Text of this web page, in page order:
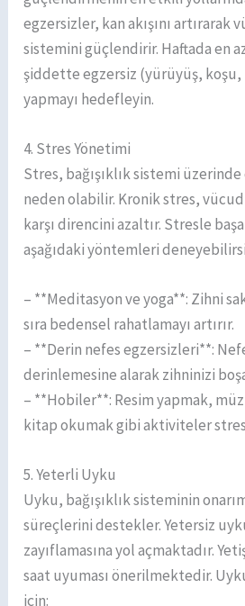
egzersizler, kan akışını artırarak
sistemini güçlendirir. Haftada en
şiddette egzersiz (yürüyüş,
yapmayı hedefleyin.
4. Stres Yönetimi
Stres, bağışıklık sistemi
neden olabilir. Kronik stres,
karşı direncini azaltır. Stresle
aşağıdaki yöntemleri
– **Meditasyon ve yoga**: Zihni
sıra bedensel rahatlamayı artırır.
– **Derin nefes egzersizleri**:
derinlemesine alarak zihninizi
– **Hobiler**: Resim yapmak,
kitap okumak gibi aktiviteler
5. Yeterli Uyku
Uyku, bağışıklık sisteminin
süreçlerini destekler. Yetersiz
zayıflamasına yol açmaktadır.
saat uyuması önerilmektedir.
için: